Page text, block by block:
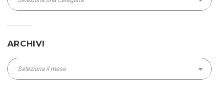
ARCHIVI
Archivi